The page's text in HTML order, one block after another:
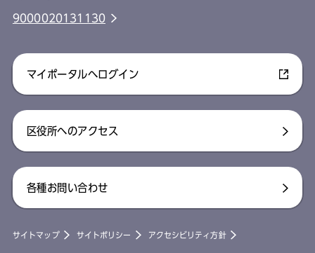
9000020131130
マイポータルへログイン
区役所へのアクセス
各種お問い合わせ
サイトマップ サイトポリシー アクセシビリティ方針